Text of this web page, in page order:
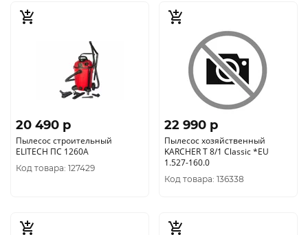
20 490 p
Пылесос строительный
ELITECH ПС 1260А
Код товара: 127429
22 990 p
Пылесос хозяйственный
KARCHER T 8/1 Classic *EU
1.527-160.0
Код товара: 136338